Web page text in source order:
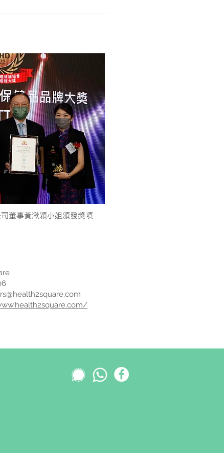
董事黃湫穎小姐頒發獎項